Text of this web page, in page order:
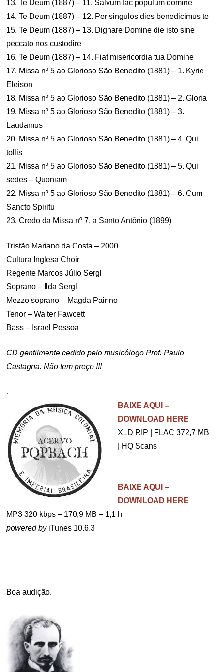
13. Te Deum (1887) – 11. Salvum fac populum domine
14. Te Deum (1887) – 12. Per singulos dies benedicimus te
15. Te Deum (1887) – 13. Dignare Domine die isto sine
peccato nos custodire
16. Te Deum (1887) – 14. Fiat misericordia tua Domine
17. Missa nº 5 ao Glorioso São Benedito (1881) – 1. Kyrie
Eleison
18. Missa nº 5 ao Glorioso São Benedito (1881) – 2. Gloria
19. Missa nº 5 ao Glorioso São Benedito (1881) – 3.
Laudamus
20. Missa nº 5 ao Glorioso São Benedito (1881) – 4. Qui
tollis
21. Missa nº 5 ao Glorioso São Benedito (1881) – 5. Qui
sedes – Quoniam
22. Missa nº 5 ao Glorioso São Benedito (1881) – 6. Cum
Sancto Spiritu
23. Credo da Missa nº 7, a Santo Antônio (1899)
Tristão Mariano da Costa – 2000
Cultura Inglesa Choir
Regente Marcos Júlio Sergl
Soprano – Ilda Sergl
Mezzo soprano – Magda Painno
Tenor – Walter Fawcett
Bass – Israel Pessoa
CD gentilmente cedido pelo musicólogo Prof. Paulo
Castagna. Não tem preço !!!
.
BAIXE AQUI –
DOWNLOAD HERE
XLD RIP | FLAC 372,7 MB
| HQ Scans
BAIXE AQUI –
DOWNLOAD HERE
MP3 320 kbps – 170,9 MB – 1,1 h
powered byiTunes 10.6.3
Boa audição.